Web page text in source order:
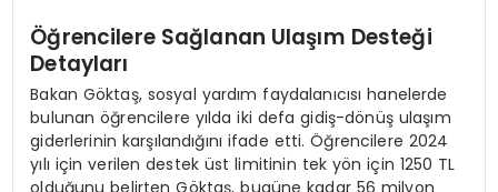
Öğrencilere Sağlanan Ulaşım Desteği
Detayları
Bakan Göktaş, sosyal yardım faydalanıcısı hanelerde
bulunan öğrencilere yılda iki defa gidiş-dönüş ulaşım
giderlerinin karşılandığını ifade etti. Öğrencilere 2024
yılı için verilen destek üst limitinin tek yön için 1250 TL
olduğunu belirten Göktaş, bugüne kadar 56 milyon